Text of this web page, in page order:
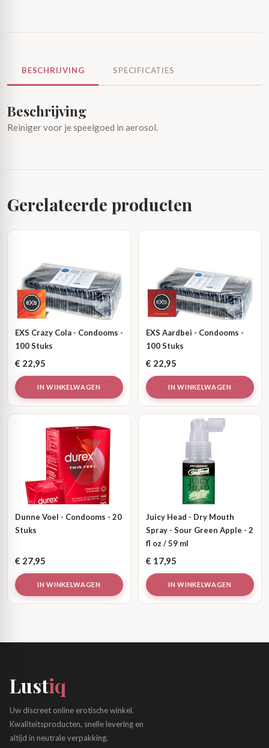
BESCHRIJVING SPECIFICATIES
Beschrijving
Reiniger voor je speelgoed in aerosol.
Gerelateerde producten
EXS Crazy Cola - Condooms -
100 Stuks
€ 22,95
IN WINKELWAGEN
EXS Aardbei - Condooms -
100 Stuks
€ 22,95
IN WINKELWAGEN
Dunne Voel - Condooms - 20
Stuks
€ 27,95
IN WINKELWAGEN
Juicy Head - Dry Mouth
Spray - Sour Green Apple - 2
fl oz / 59 ml
€ 17,95
IN WINKELWAGEN
Lustiq
Uw discreet online erotische winkel.
Kwaliteitsproducten, snelle levering en
altijd in neutrale verpakking.